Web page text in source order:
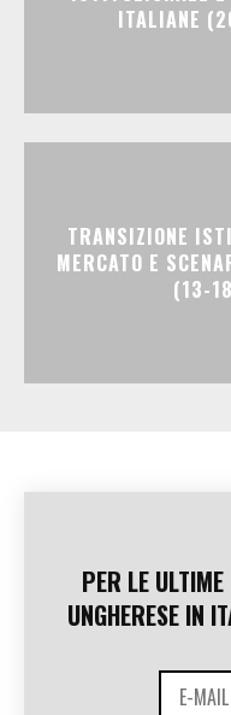
ITALIANE
TRANSIZIONE
MERCATO E
(13-
PER LE
UNGHERESE IN